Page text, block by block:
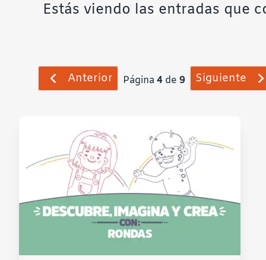
Estás viendo las entradas que
Anterior Página4 de 9 Siguiente